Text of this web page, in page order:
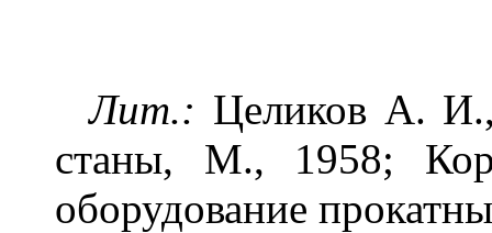
Лит.: Целиков А.
станы, М., 1958;
оборудование